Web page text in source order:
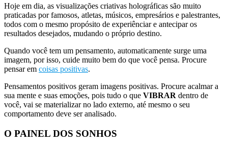
Hoje em dia, as visualizações criativas holográficas são muito
praticadas por famosos, atletas, músicos, empresários e palestrantes,
todos com o mesmo propósito de experiênciar e antecipar os
resultados desejados, mudando o próprio destino.
Quando você tem um pensamento, automaticamente surge uma
imagem, por isso, cuide muito bem do que você pensa. Procure
pensar em coisas positivas.
Pensamentos positivos geram imagens positivas. Procure acalmar a
sua mente e suas emoções, pois tudo o que VIBRAR dentro de
você, vai se materializar no lado externo, até mesmo o seu
comportamento deve ser analisado.
O PAINEL DOS SONHOS